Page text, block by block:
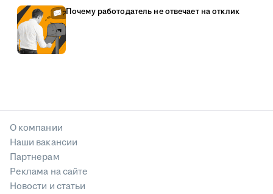
Почему работодатель не отвечает на отклик
О компании
Наши вакансии
Партнерам
Реклама на сайте
Новости и статьи